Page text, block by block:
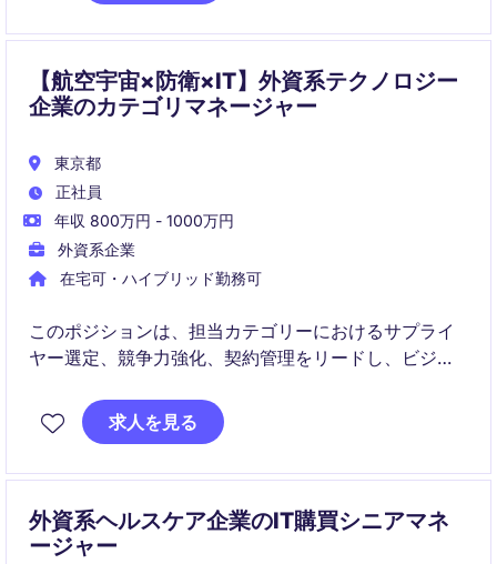
【航空宇宙×防衛×IT】外資系テクノロジー
企業のカテゴリマネージャー
東京都
正社員
年収 800万円 - 1000万円
外資系企業
在宅可・ハイブリッド勤務可
このポジションは、担当カテゴリーにおけるサプライ
ヤー選定、競争力強化、契約管理をリードし、ビジネ
市場動向の分析からRFI/RFPの推進、サプライヤー関係
の最適化まで、調達領域で幅広い裁量を発揮できる役
求人を見る
外資系ヘルスケア企業のIT購買シニアマネ
ージャー